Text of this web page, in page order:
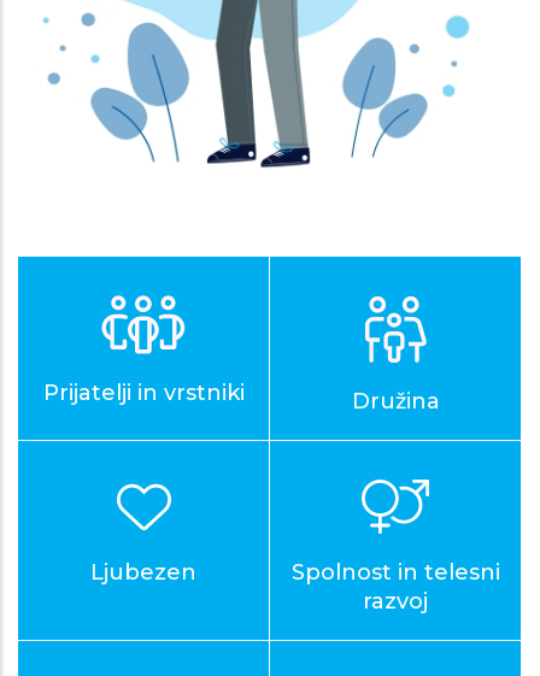
Prijatelji in vrstniki Družina
Ljubezen
Spolnost in telesni
razvoj